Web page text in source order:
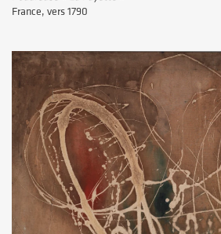
France, vers 1790